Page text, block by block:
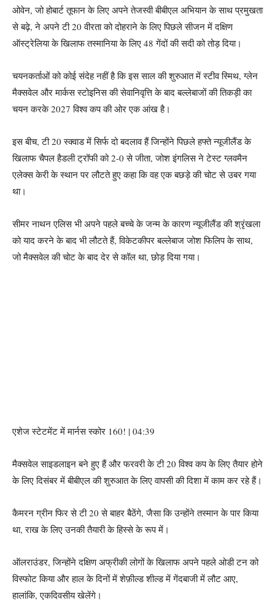
ओवेन, जो होबार्ट तूफान के लिए अपने तेजस्वी बीबीएल अभियान के साथ प्रमुखता
से बढ़े, ने अपने टी 20 वीरता को दोहराने के लिए पिछले सीजन में दक्षिण
ऑस्ट्रेलिया के खिलाफ तस्मानिया के लिए 48 गेंदों की सदी को तोड़ दिया।
चयनकर्ताओं को कोई संदेह नहीं है कि इस साल की शुरुआत में स्टीव स्मिथ, ग्लेन
मैक्सवेल और मार्कस स्टोइनिस की सेवानिवृत्ति के बाद बल्लेबाजों की तिकड़ी का
चयन करके 2027 विश्व कप की ओर एक आंख है।
इस बीच, टी 20 स्क्वाड में सिर्फ दो बदलाव हैं जिन्होंने पिछले हफ्ते न्यूजीलैंड के
खिलाफ चैपल हैडली ट्रॉफी को 2-0 से जीता, जोश इंगलिस ने टेस्ट ग्लवमैन
एलेक्स केरी के स्थान पर लौटते हुए कहा कि वह एक बछड़े की चोट से उबर गया
था।
सीमर नाथन एलिस भी अपने पहले बच्चे के जन्म के कारण न्यूजीलैंड की श्रृंखला
को याद करने के बाद भी लौटते हैं, विकेटकीपर बल्लेबाज जोश फिलिप के साथ,
जो मैक्सवेल की चोट के बाद देर से कॉल था, छोड़ दिया गया।
एशेज स्टेटमेंट में मार्नस स्कोर 160! | 04:39
मैक्सवेल साइडलाइन बने हुए हैं और फरवरी के टी 20 विश्व कप के लिए तैयार होने
के लिए दिसंबर में बीबीएल की शुरुआत के लिए वापसी की दिशा में काम कर रहे हैं।
कैमरन ग्रीन फिर से टी 20 से बाहर बैठेंगे, जैसा कि उन्होंने तस्मान के पार किया
था, राख के लिए उनकी तैयारी के हिस्से के रूप में।
ऑलराउंडर, जिन्होंने दक्षिण अफ्रीकी लोगों के खिलाफ अपने पहले ओडी टन को
विस्फोट किया और हाल के दिनों में शेफ़ील्ड शील्ड में गेंदबाजी में लौट आए,
हालांकि, एकदिवसीय खेलेंगे।